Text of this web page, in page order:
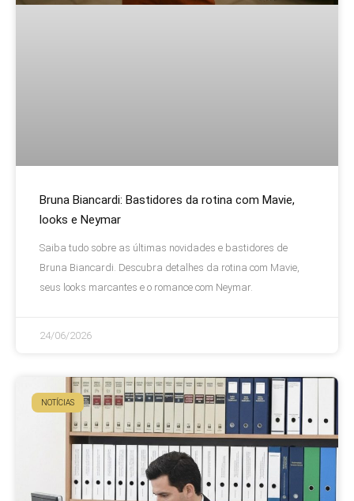
Bruna Biancardi: Bastidores da rotina com Mavie,
looks e Neymar
Saiba tudo sobre as últimas novidades e bastidores de
Bruna Biancardi. Descubra detalhes da rotina com Mavie,
seus looks marcantes e o romance com Neymar.
24/06/2026
NOTÍCIAS